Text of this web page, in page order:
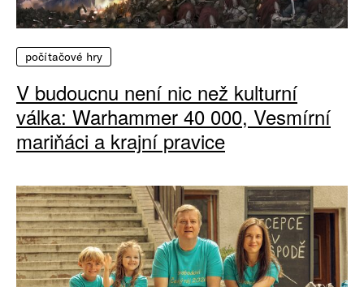
počítačové hry
V budoucnu není nic než kulturní
válka: Warhammer 40 000, Vesmírní
mariňáci a krajní pravice